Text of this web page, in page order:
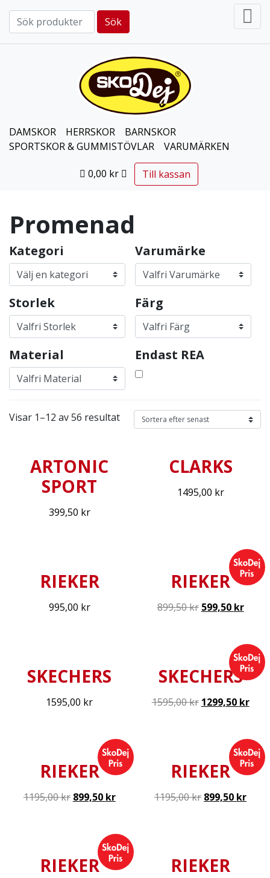
Sök efter: Sök
DAMSKOR HERRSKOR
BARNSKOR
SPORTSKOR & GUMMISTÖVLAR
VARUMÄRKEN
0,00 kr Till kassan
Promenad
Kategori Varumärke
Storlek Färg
Material Endast REA
Visar 1–12 av 56 resultat
ARTONIC
SPORT
399,50 kr
CLARKS
1495,00 kr
RIEKER
995,00 kr
RIEKER
899,50kr 599,50 kr
SKECHERS
1595,00 kr
SKECHERS
1595,00kr 1299,50 kr
RIEKER
1195,00kr 899,50 kr
RIEKER
1195,00kr 899,50 kr
RIEKER RIEKER